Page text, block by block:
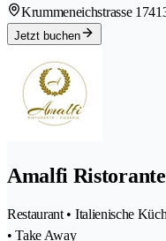
Krummeneichstrasse 17
Jetzt buchen
Amalfi
Restaurant • Italienische
• Take Away